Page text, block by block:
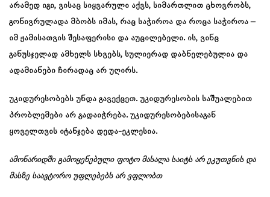
არამედ იგი, ვისაც სიყვარული აქვს, სიმართლით ცხოვრობს,
გონივრულადა მბობს იმას, რაც საჭიროა და როცა საჭიროა –
იმ ჟამისათვის შესაფერისი და აუცილებელი. ის, ვინც
განუსჯელად ამხელს სხვებს, სულიერად დაბნელებულია და
ადამიანები ჩირადაც არ უღირს.
უკიდურესობებს უნდა გავექცეთ. უკიდურესობის საშუალებით
პრობლემები არ გადაიჭრება. უკიდურესობებისაგან
ყოველთვის იტანჯება დედა-ეკლესია.
ამონარიდში გამოყენებული ფოტო მასალა საიტს არ ეკუთვნის და
მასზე საავტორო უფლებებს არ ვფლობთ